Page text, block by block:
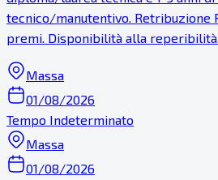
tecnico/manutentivo. Retribuzione
premi. Disponibilità alla reperibilità.
Massa
01/08/2026
Tempo Indeterminato
Massa
01/08/2026